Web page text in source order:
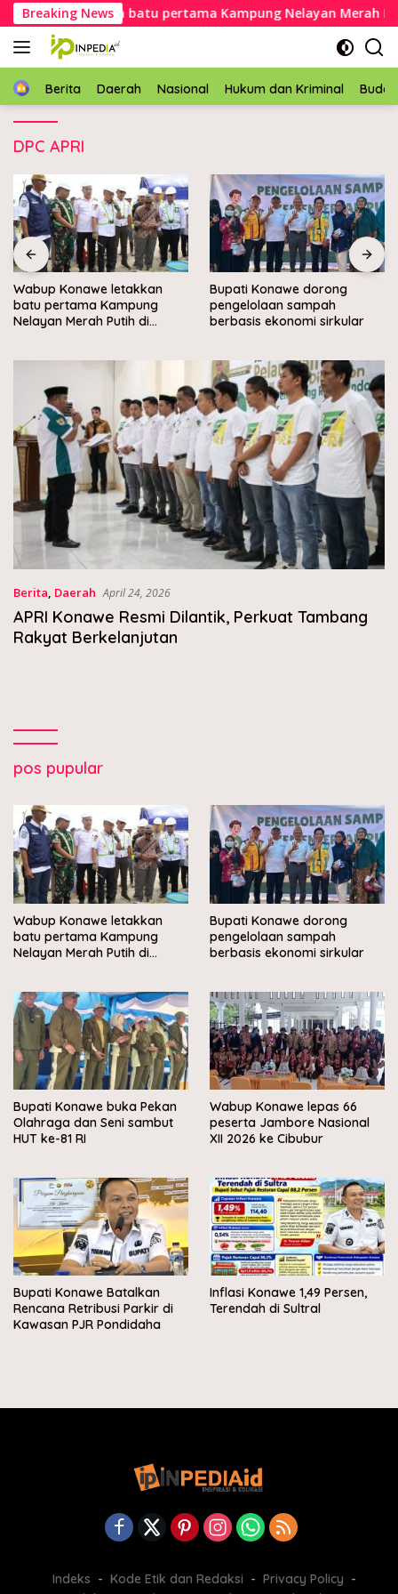
Langsung
ke
konten
Breaking News
letakkan batu pertama Kampung Nelayan Merah
HomeBerita Daerah Nasional Hukum dan Kriminal
DPC APRI
Wabup Konawe letakkan
batu pertama Kampung
Nelayan Merah Putih di
Bupati Konawe dorong
pengelolaan sampah
berbasis ekonomi sirkular
Berita, Daerah April 24, 2026
APRI Konawe Resmi Dilantik, Perkuat Tambang
Rakyat Berkelanjutan
pos pupular
Wabup Konawe letakkan
batu pertama Kampung
Nelayan Merah Putih di
Bupati Konawe dorong
pengelolaan sampah
berbasis ekonomi sirkular
Bupati Konawe buka Pekan
Olahraga dan Seni sambut
HUT ke-81 RI
Wabup Konawe lepas 66
peserta Jambore Nasional
XII 2026 ke Cibubur
Bupati Konawe Batalkan
Rencana Retribusi Parkir di
Kawasan PJR Pondidaha
Inflasi Konawe 1,49 Persen,
Terendah di Sultral
Indeks Kode Etik dan Redaksi
Privacy Policy